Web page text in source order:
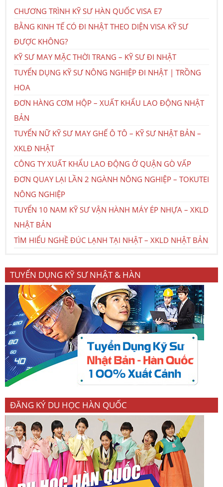
CHƯƠNG TRÌNH KỸ SƯ HÀN QUỐC VISA E7
BẰNG KINH TẾ CÓ ĐI NHẬT THEO DIỆN VISA KỸ SƯ
ĐƯỢC KHÔNG?
KỸ SƯ MAY MẶC THỜI TRANG – KỸ SƯ ĐI NHẬT
TUYỂN DỤNG KỸ SƯ NÔNG NGHIỆP ĐI NHẬT | TRỒNG
HOA
ĐƠN HÀNG CƠM HỘP – XUẤT KHẨU LAO ĐỘNG NHẬT
BẢN
TUYỂN NỮ KỸ SƯ MAY GHẾ Ô TÔ – KỸ SƯ NHẬT BẢN –
XKLĐ NHẬT
CÔNG TY XUẤT KHẨU LAO ĐỘNG Ở QUẬN GÒ VẤP
ĐƠN QUAY LẠI LẦN 2 NGÀNH NÔNG NGHIỆP – TOKUTEI
NÔNG NGHIỆP
TUYỂN 10 NAM KỸ SƯ VẬN HÀNH MÁY ÉP NHỰA – XKLD
NHẬT BẢN
TÌM HIỂU NGHỀ ĐÚC LẠNH TẠI NHẬT – XKLD NHẬT BẢN
TUYỂN DỤNG KỸ SƯ NHẬT & HÀN
ĐĂNG KÝ DU HỌC HÀN QUỐC